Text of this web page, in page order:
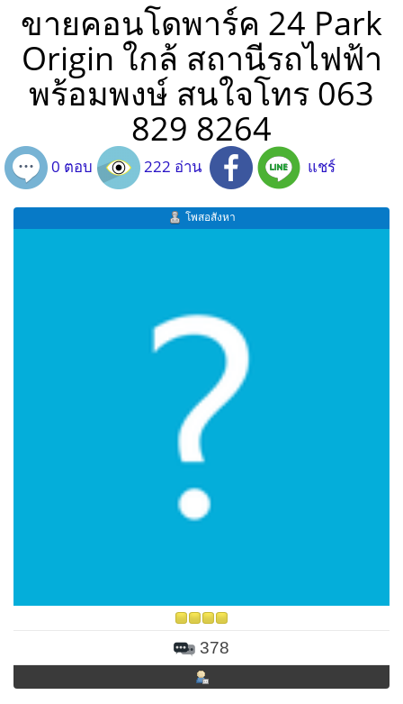
ขายคอนโดพาร์ค 24 Park
Origin ใกล้ สถานีรถไฟฟ้า
พร้อมพงษ์ สนใจโทร 063
829 8264
0 ตอบ 222 อ่าน แชร์
โพสอสังหา
378